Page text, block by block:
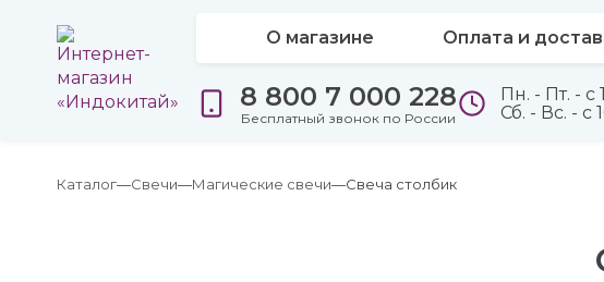
О магазине Оплата и
8 800 7 000 228
Бесплатный звонок по России
Пн. - Пт. - с
Сб. - Вс. - с
Каталог Свечи Магические свечи Свеча столбик